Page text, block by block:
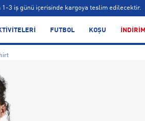
1-3 iş günü içerisinde kargoya teslim edilecektir.
kartlara özel vade farksız taksit seçenekleri!
1-3 iş günü içerisinde kargoya teslim edilecektir.
kartlara özel vade farksız taksit seçenekleri!
FUTBOL KOŞU İNDİRİM